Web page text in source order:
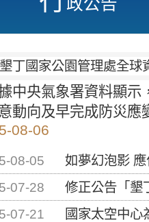
中央氣象署資料顯示
動向及早完成防災應
08-06
08-05
如夢幻泡影
07-28
修正公告「墾丁國家公
07-21
國家太空中心為辦理